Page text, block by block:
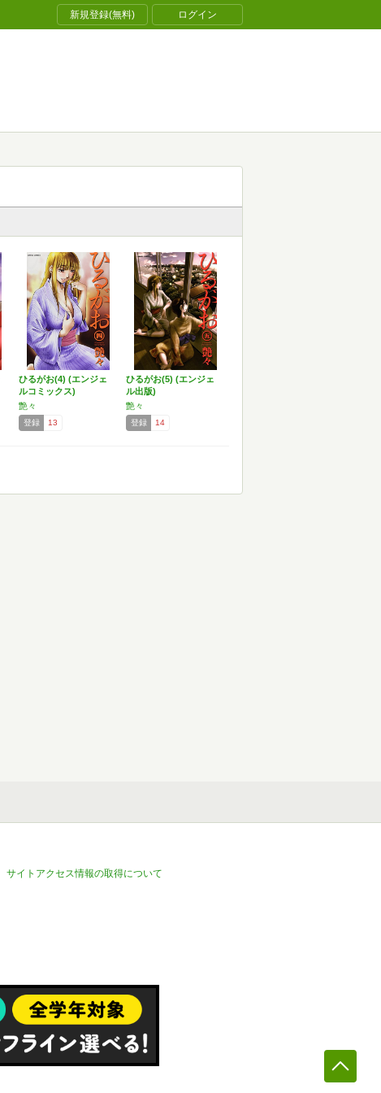
新規登録(無料) ログイン
ひるがお(4) (エンジェ
ルコミックス)
艶々
登録 13
ひるがお(5) (エンジェ
ル出版)
艶々
登録 14
サイトアクセス情報の取得について